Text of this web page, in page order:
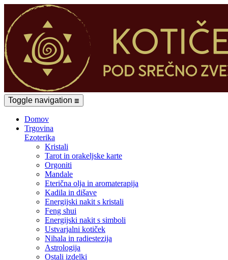
Toggle navigation ☰
Domov
Trgovina
Ezoterika
Kristali
Tarot in orakeljske karte
Orgoniti
Mandale
Eterična olja in aromaterapija
Kadila in dišave
Energijski nakit s kristali
Feng shui
Energijski nakit s simboli
Ustvarjalni kotiček
Nihala in radiestezija
Astrologija
Ostali izdelki